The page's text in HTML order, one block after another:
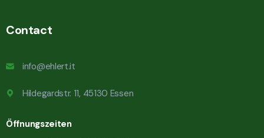
Contact
info@ehlert.it
Hildegardstr. 11, 45130 Essen
Öffnungszeiten